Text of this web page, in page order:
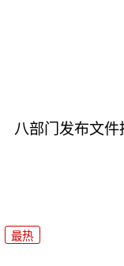
八部门发布文
最热